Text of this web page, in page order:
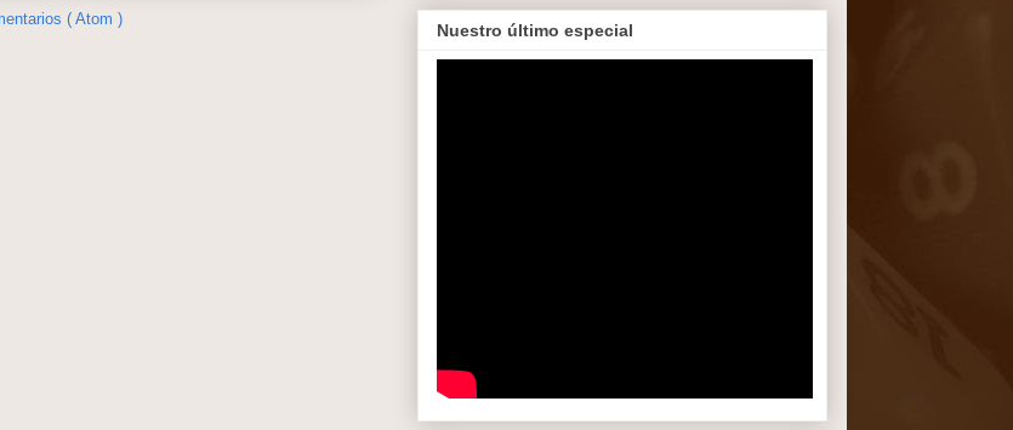
( Atom )
Nuestro último especial